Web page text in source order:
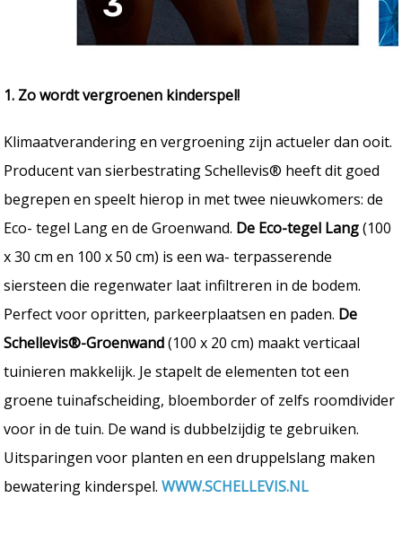
1. Zo wordt vergroenen kinderspel!
Klimaatverandering en vergroening zijn actueler dan ooit.
Producent van sierbestrating Schellevis® heeft dit goed
begrepen en speelt hierop in met twee nieuwkomers: de
Eco- tegel Lang en de Groenwand. De Eco-tegel Lang(100
x 30 cm en 100 x 50 cm) is een wa- terpasserende
siersteen die regenwater laat infiltreren in de bodem.
Perfect voor opritten, parkeerplaatsen en paden. De
Schellevis®-Groenwand(100 x 20 cm) maakt verticaal
tuinieren makkelijk. Je stapelt de elementen tot een
groene tuinafscheiding, bloemborder of zelfs roomdivider
voor in de tuin. De wand is dubbelzijdig te gebruiken.
Uitsparingen voor planten en een druppelslang maken
bewatering kinderspel.WWW.SCHELLEVIS.NL